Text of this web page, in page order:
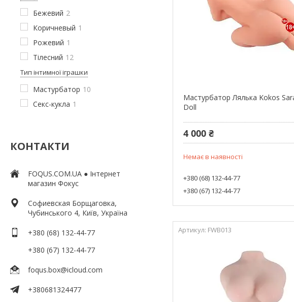
Бежевий 2
Коричневый 1
Рожевий 1
Тілесний 12
Тип інтимної іграшки
Мастурбатор 10
Секс-кукла 1
КОНТАКТИ
FOQUS.COM.UA ● Інтернет
магазин Фокус
Софиевская Борщаговка,
Чубинського 4, Київ, Україна
+380 (68) 132-44-77
+380 (67) 132-44-77
foqus.box@icloud.com
+380681324477
Мастурбатор Лялька Kokos
Doll
4 000 ₴
Немає в наявності
+380 (68) 132-44-77
+380 (67) 132-44-77
FWB013